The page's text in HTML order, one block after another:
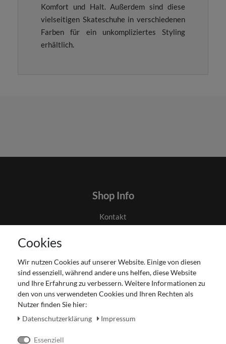
Komfort und Halt. Außerdem sind diese
vielseitigen Skateschuhe in verschiedenen
Farben für ein unkompliziertes Styling
erhältlich.
Shop Info
Kontakt
Impressum
Widerrufsrecht
Zahlung und Versand
Unser Ladengeschäft
Cookies
Wir nutzen Cookies auf unserer Website. Einige von diesen
sind essenziell, während andere uns helfen, diese Website
und Ihre Erfahrung zu verbessern. Weitere Informationen zu
den von uns verwendeten Cookies und Ihren Rechten als
Nutzer finden Sie hier:
Daten­schutz­erklärung
Impressum
Essenziell